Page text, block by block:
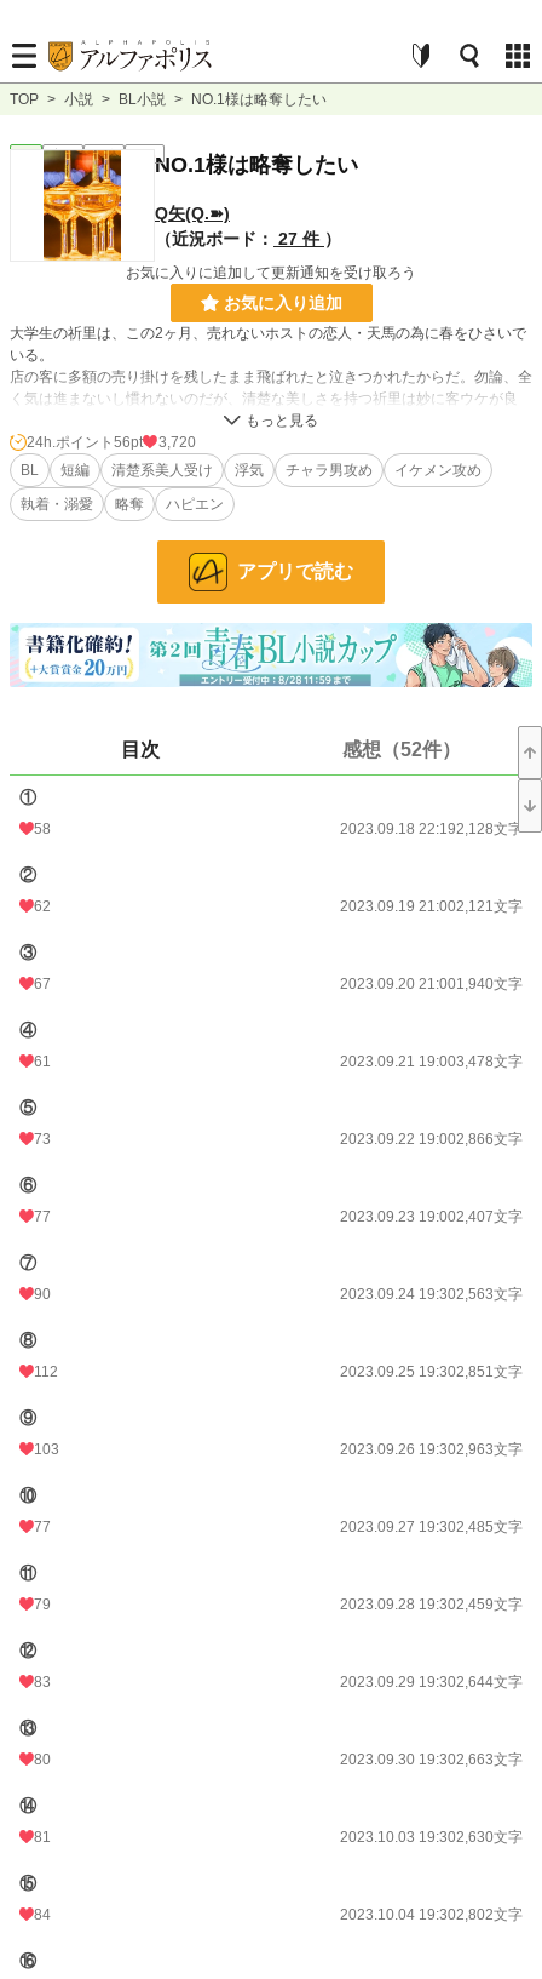
TOP > 小説 > BL小説 > NO.1様は略奪したい
完結 短編 NO.1様は略奪したい
Q矢(Q.➽)
（近況ボード： 27 件 ）
お気に入りに追加して更新通知を受け取ろう
お気に入り追加
大学生の祈里は、この2ヶ月、売れないホストの恋人・天馬の為に春をひさいで
いる。
店の客に多額の売り掛けを残したまま飛ばれたと泣きつかれたからだ。勿論、全
く気は進まないし慣れないのだが、清楚な美しさを持つ祈里は妙に客ウケが良
く、僅かな間に固定の客までついてガンガン稼いでしまっている。
そして今夜もいつもの場所に立ち、客の声かけを待つ祈里。だが、寄って来たの
は何処か見覚えのあるイケメン風の若い男で…。
◆ 久高 祈里 (くだか いのり・受け)
◆ 天馬 (祈里以外の視点の時はテンマ表記・攻め)
祈里の彼氏。売れないホスト。売れないなら辞めたら良いのに。
◆ 三須 麗都 (みす れいと・攻め)
天馬の勤務するホストクラブのNO.1様。
目線ひとつでめちゃくちゃ売り上げるし甲斐性ありあり執着心もありあり。
※up後に色々訂正する事があります
ンです
BL
更新日時
初回公開日時
初回完結日時
週間ポイント
月間ポイント
年間ポイント
24h.ポイント 56pt
3,720
BL
短編 清楚系美人受け 浮気 チャラ男攻め
イケメン攻め
執着・溺愛
略奪 ハピエン
アプリで読む
目次 感想（52件）
①
58 2023.09.18 22:192,128文字
②
62 2023.09.19 21:002,121文字
③
67 2023.09.20 21:001,940文字
④
61 2023.09.21 19:003,478文字
⑤
73 2023.09.22 19:002,866文字
⑥
77 2023.09.23 19:002,407文字
⑦
90 2023.09.24 19:302,563文字
⑧
112 2023.09.25 19:302,851文字
⑨
103 2023.09.26 19:302,963文字
⑩
77 2023.09.27 19:302,485文字
⑪
79 2023.09.28 19:302,459文字
⑫
83 2023.09.29 19:302,644文字
⑬
80 2023.09.30 19:302,663文字
⑭
81 2023.10.03 19:302,630文字
⑮
84 2023.10.04 19:302,802文字
⑯